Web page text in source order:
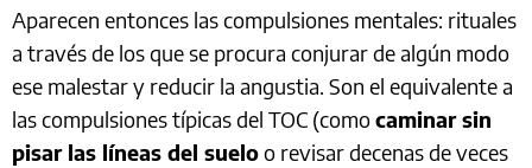
Aparecen entonces las compulsiones mentales: rituales
a través de los que se procura conjurar de algún modo
ese malestar y reducir la angustia. Son el equivalente a
las compulsiones típicas del TOC (comocaminar sin
pisar las líneas del sueloo revisar decenas de veces